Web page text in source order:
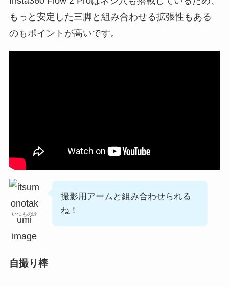
もっと安定した三脚と組み合わせる拡張性もある
のもポイントが高いです。
いつもの匠
撮影用アームと組み合わせられる
ね！
自撮り棒